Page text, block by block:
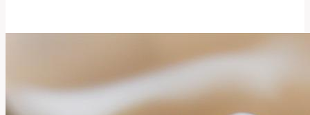
používat
tento